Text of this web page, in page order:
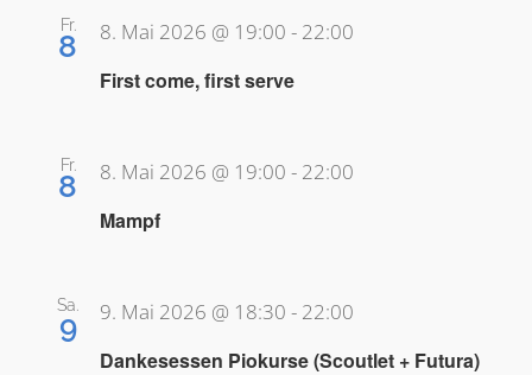
Datum
aus.
Fr.
8
First come, first serve
8. Mai 2026 @ 19:00 - 22:00
Fr.
8
Mampf
8. Mai 2026 @ 19:00 - 22:00
Sa.
9
Dankesessen Piokurse (Scoutlet + Futura)
9. Mai 2026 @ 18:30 - 22:00